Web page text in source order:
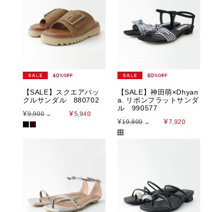
【SALE】スクエアバッ
クルサンダル 880702
¥9,900 → ¥5,940
【SALE】神田萌×Dhyan
a. リボンフラットサンダ
ル 990577
¥19,800 → ¥7,920